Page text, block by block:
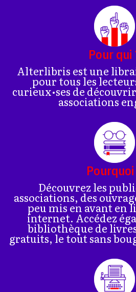
Pour qui
Alterlibris est une
pour tous les
curieux•ses de
associations
Pourquoi
Découvrez les
associations, des
peu mis en avant en
internet. Accédez
bibliothèque de
gratuits, le tout sans